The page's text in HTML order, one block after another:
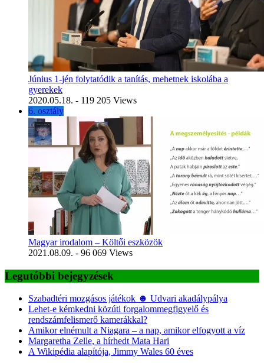
Június 1-jén folytatódik a tanítás, mehetnek iskolába a
gyerekek
2020.05.18. - 119 205 Views
6. osztály
Magyar irodalom – Költői eszközök
2021.08.09. - 96 069 Views
Legutóbbi bejegyzések
Szabadtéri mozgásos játékok ☻ Udvari akadálypálya
Lehet-e kémkedni közúti forgalommegfigyelő és
rendszámfelismerő kamerákkal?
Amikor elnémult a Niagara – a nap, amikor elfogyott a víz
Margaretha Zelle, a hírhedt Mata Hari
A Wikipédia alapítója, Jimmy Wales 60 éves